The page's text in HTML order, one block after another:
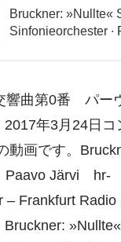
Bruckner: »Nullte«
Sinfonieorchester ∙
響曲第0番 パー
年3月24日コ
動画です。
Paavo Järvi hr-
– Frankfurt
»Nullte«